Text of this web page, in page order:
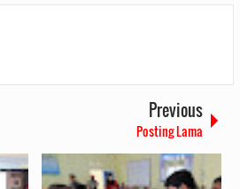
Previous
Posting Lama